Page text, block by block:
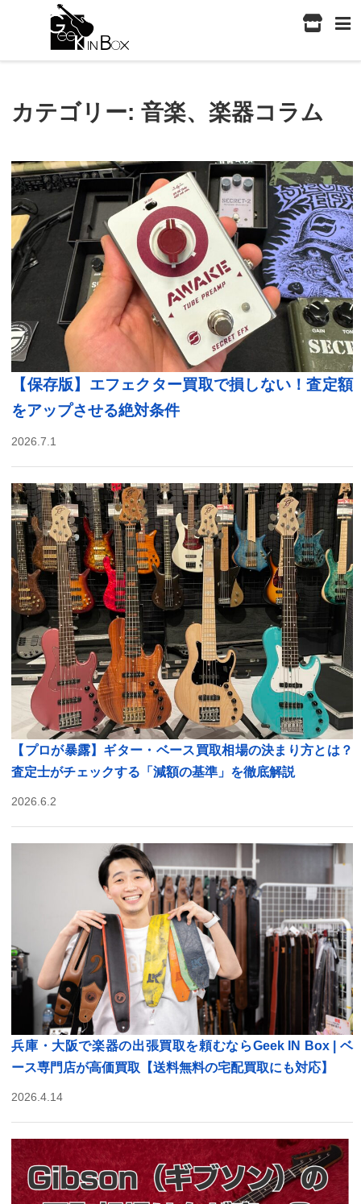
カテゴリー:音楽、楽器コラム
【保存版】エフェクター買取で損しない！査定額
をアップさせる絶対条件
2026.7.1
【プロが暴露】ギター・ベース買取相場の決まり方とは？
査定士がチェックする「減額の基準」を徹底解説
2026.6.2
兵庫・大阪で楽器の出張買取を頼むならGeek IN Box | ベ
ース専門店が高価買取【送料無料の宅配買取にも対応】
2026.4.14